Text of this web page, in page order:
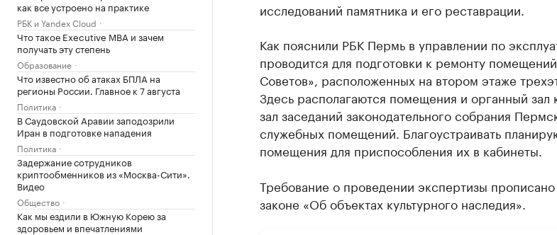
как все устроено на практике
РБК и Yandex Cloud
Что такое Executive MBA и зачем
получать эту степень
Образование
Что известно об атаках БПЛА на
регионы России. Главное к 7 августа
Политика
В Саудовской Аравии заподозрили
Иран в подготовке нападения
Политика
Задержание сотрудников
криптообменников из «Москва-Сити».
Видео
Общество
Как мы ездили в Южную Корею за
здоровьем и впечатлениями
исследований памятника и его реставрации.
Как пояснили РБК Пермь в управлении по
проводится для подготовки к ремонту
Советов», расположенных на втором этаже
Здесь располагаются помещения и органный зал
зал заседаний законодательного собрания
служебных помещений. Благоустраивать
помещения для приспособления их в кабинеты.
Требование о проведении экспертизы
законе «Об объектах культурного наследия».